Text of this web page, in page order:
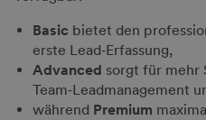
Basic bietet den
erste Lead‑Erfassung,
Advanced sorgt für mehr
Team‑Leadmanagement
während Premium